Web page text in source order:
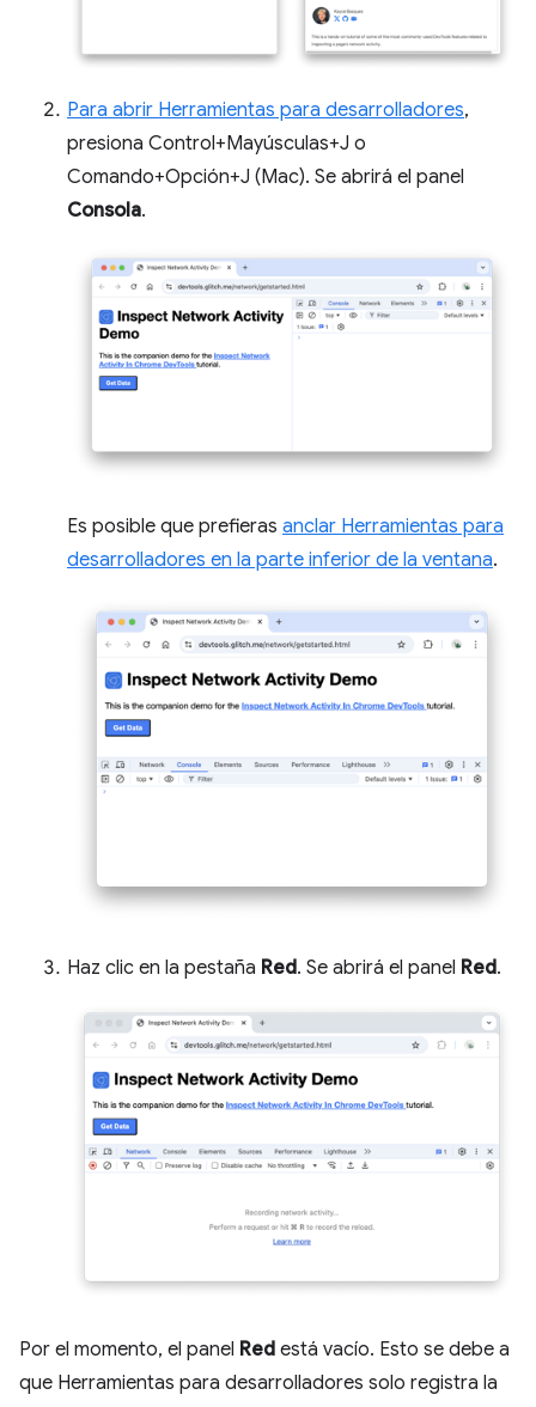
Para abrir Herramientas para desarrolladores,
presiona Control+Mayúsculas+J o
Comando+Opción+J (Mac). Se abrirá el panel
Consola.
Es posible que prefieras anclar Herramientas para
desarrolladores en la parte inferior de la ventana.
Haz clic en la pestaña Red. Se abrirá el panel Red.
Por el momento, el panel Red está vacío. Esto se debe a
que Herramientas para desarrolladores solo registra la